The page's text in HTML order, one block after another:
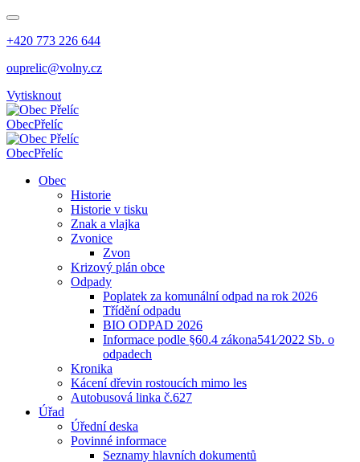
+420 773 226 644
ouprelic@volny.cz
Vytisknout
ObecPřelíc
ObecPřelíc
Obec
Historie
Historie v tisku
Znak a vlajka
Zvonice
Zvon
Krizový plán obce
Odpady
Poplatek za komunální odpad na rok 2026
Třídění odpadu
BIO ODPAD 2026
Informace podle §60.4 zákona541⁄2022 Sb. o
odpadech
Kronika
Kácení dřevin rostoucích mimo les
Autobusová linka č.627
Úřad
Úřední deska
Povinné informace
Seznamy hlavních dokumentů